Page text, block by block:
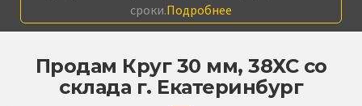
сроки.Подробнее
Продам Круг 30 мм, 38ХС со
склада г. Екатеринбург